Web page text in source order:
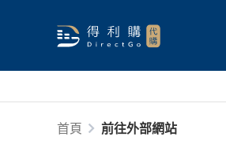
首頁 前往外部網站